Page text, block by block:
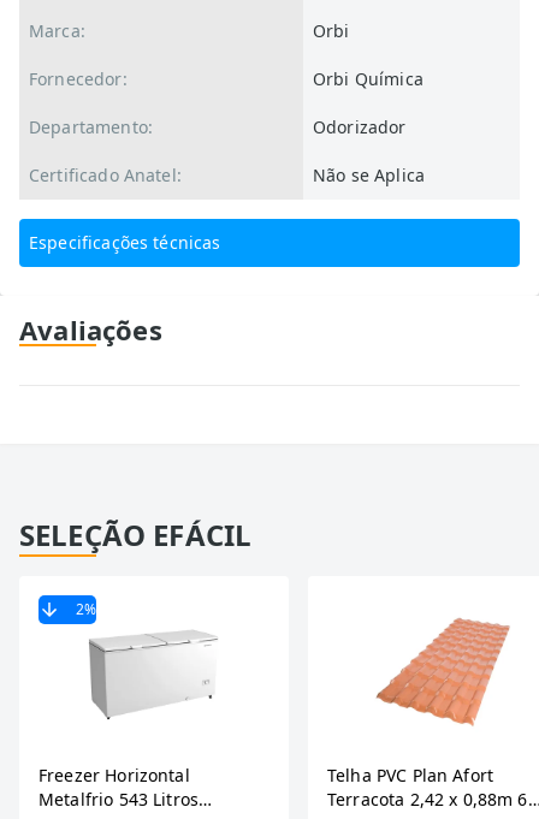
Marca: Orbi
Fornecedor: Orbi Química
Departamento: Odorizador
Certificado Anatel: Não se Aplica
Especificações técnicas
Avaliações
SELEÇÃO EFÁCIL
2%
Freezer Horizontal
Metalfrio 543 Litros
Telha PVC Plan Afort
Terracota 2,42 x 0,88m 6